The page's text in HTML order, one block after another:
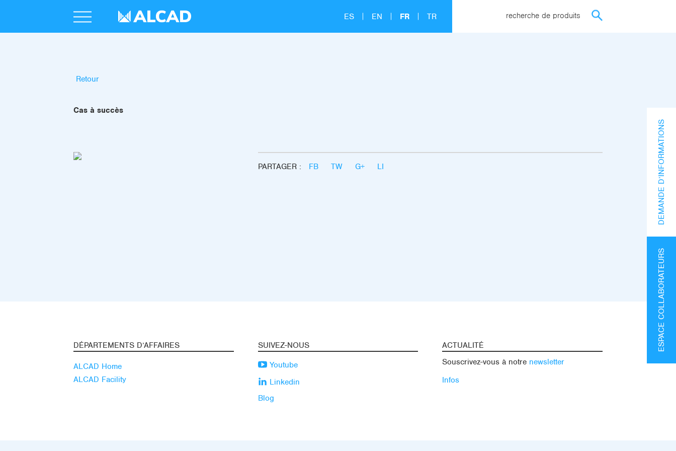
ES EN FR TR recherche de produits
Retour
Cas à succès
PARTAGER : FB TW G+ LI
DÉPARTEMENTS D’AFFAIRES
ALCAD Home
ALCAD Facility
SUIVEZ-NOUS
Youtube
Linkedin
Blog
ACTUALITÉ
Souscrivez-vous à notre newsletter
Infos
ESPACE COLLABORATEURS
DEMANDE D’INFORMATIONS